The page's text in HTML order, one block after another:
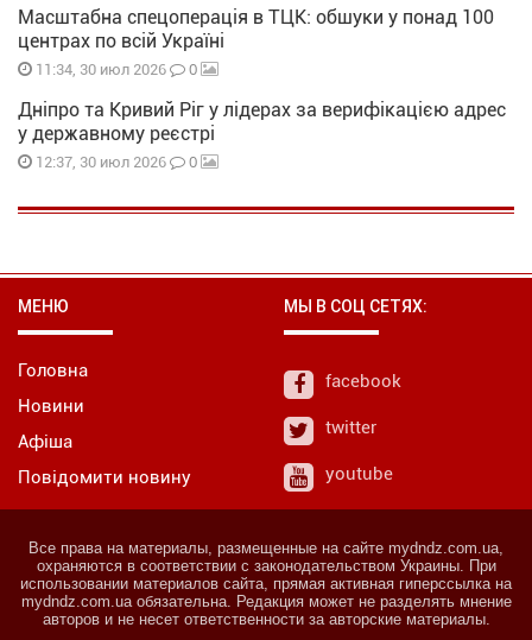
Масштабна спецоперація в ТЦК: обшуки у понад 100
центрах по всій Україні
11:34, 30 июл 2026 0
Дніпро та Кривий Ріг у лідерах за верифікацією адрес
у державному реєстрі
12:37, 30 июл 2026 0
МЕНЮ
Головна
Новини
Афіша
Повідомити новину
МЫ В СОЦ СЕТЯХ:
facebook
twitter
youtube
Все права на материалы, размещенные на сайте mydndz.com.ua,
охраняются в соответствии с законодательством Украины. При
использовании материалов сайта, прямая активная гиперссылка на
mydndz.com.ua обязательна. Редакция может не разделять мнение
авторов и не несет ответственности за авторские материалы.